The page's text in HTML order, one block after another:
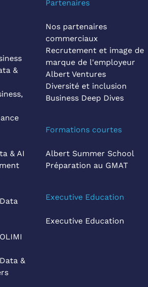
&
& AI
&
Partenaires
Nos partenaires
commerciaux
Recrutement et image de
marque de l'employeur
Albert Ventures
Diversité et inclusion
Business Deep Dives
Formations courtes
Albert Summer School
Préparation au GMAT
Executive Education
Executive Education